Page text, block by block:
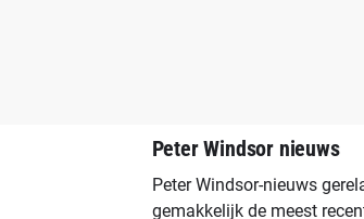
Peter Windsor nieuws
Peter Windsor-nieuws
gemakkelijk de meest